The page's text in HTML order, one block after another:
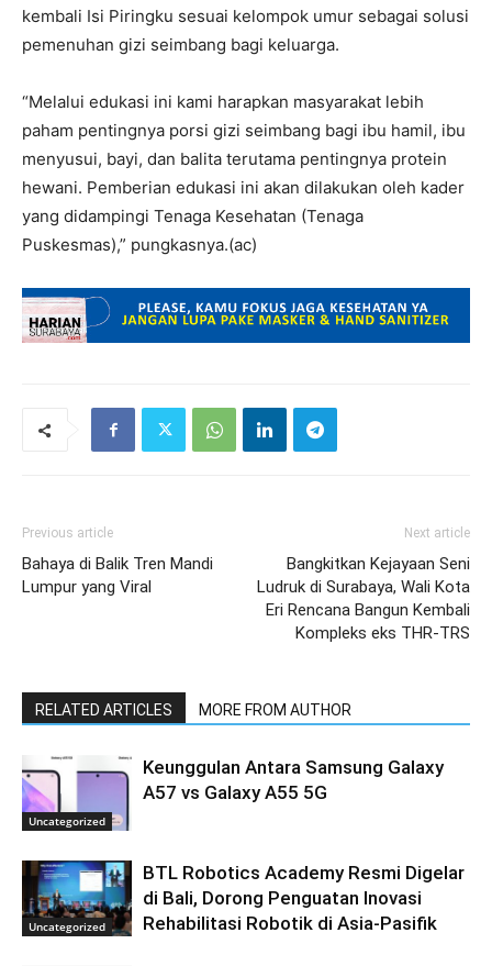
kembali Isi Piringku sesuai kelompok umur sebagai solusi
pemenuhan gizi seimbang bagi keluarga.
“Melalui edukasi ini kami harapkan masyarakat lebih
paham pentingnya porsi gizi seimbang bagi ibu hamil, ibu
menyusui, bayi, dan balita terutama pentingnya protein
hewani. Pemberian edukasi ini akan dilakukan oleh kader
yang didampingi Tenaga Kesehatan (Tenaga
Puskesmas),” pungkasnya.(ac)
Previous article
Bahaya di Balik Tren Mandi
Lumpur yang Viral
Next article
Bangkitkan Kejayaan Seni
Ludruk di Surabaya, Wali Kota
Eri Rencana Bangun Kembali
Kompleks eks THR-TRS
RELATED ARTICLES MORE FROM AUTHOR
Uncategorized
Keunggulan Antara Samsung Galaxy
A57 vs Galaxy A55 5G
Uncategorized
BTL Robotics Academy Resmi Digelar
di Bali, Dorong Penguatan Inovasi
Rehabilitasi Robotik di Asia-Pasifik